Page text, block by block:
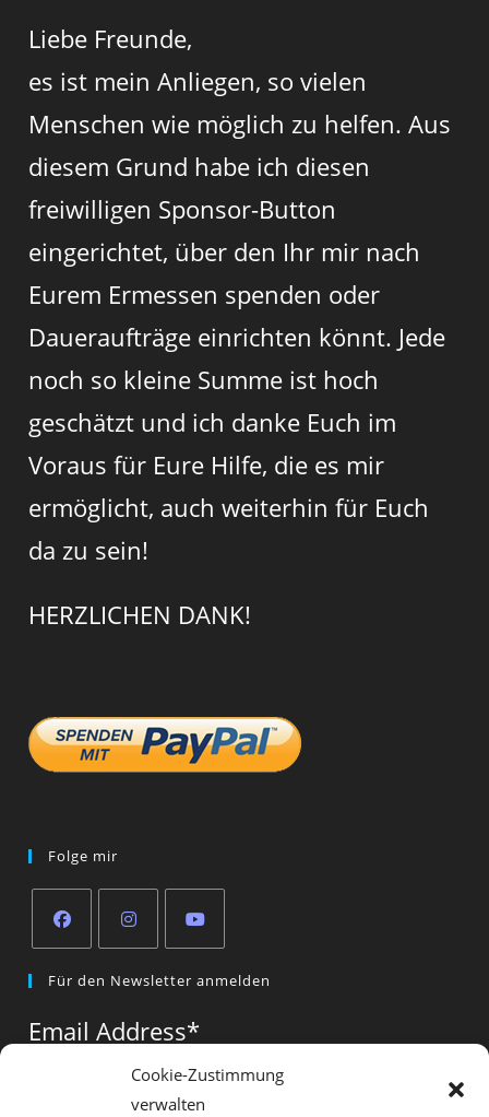
Cookie-Zustimmung
verwalten
Liebe Freunde,
es ist mein Anliegen, so vielen
Menschen wie möglich zu helfen. Aus
diesem Grund habe ich diesen
freiwilligen Sponsor-Button
eingerichtet, über den Ihr mir nach
Eurem Ermessen spenden oder
Daueraufträge einrichten könnt. Jede
noch so kleine Summe ist hoch
geschätzt und ich danke Euch im
Voraus für Eure Hilfe, die es mir
ermöglicht, auch weiterhin für Euch
da zu sein!
HERZLICHEN DANK!
Folge mir
in
new
in
new
in
new
tab
Für den Newsletter anmelden
Email Address*